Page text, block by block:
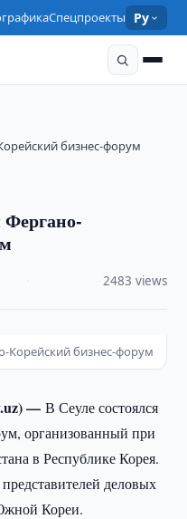
Спецпроекты Ру
бизнес-форум
Фергано-
2483 views
Корейский бизнес-форум
—В Сеуле состоялся
организованный при
в Республике Корея.
деловых
Кореи.